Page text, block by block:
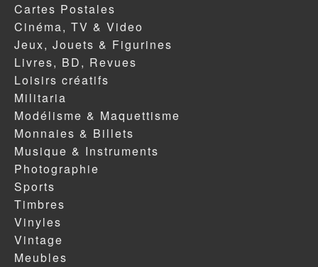
Cartes Postales
Cinéma, TV & Video
Jeux, Jouets & Figurines
Livres, BD, Revues
Loisirs créatifs
Militaria
Modélisme & Maquettisme
Monnaies & Billets
Musique & Instruments
Photographie
Sports
Timbres
Vinyles
Vintage
Meubles